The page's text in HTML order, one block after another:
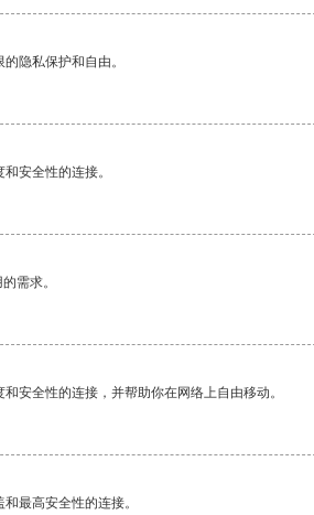
隐私保护和自由。
安全性的连接。
需求。
安全性的连接，并帮助你在网络上自由移动。
最高安全性的连接。